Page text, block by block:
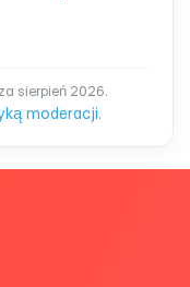
sierpień 2026.
moderacji.